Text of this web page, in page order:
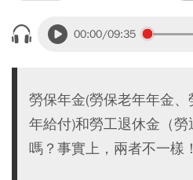
00:00/09:35
勞保年金(勞保老年年金
年給付)和勞工退休金（
嗎？事實上，兩者不一樣！